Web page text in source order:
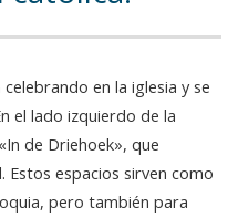
en la iglesia y se
el lado izquierdo de la
de Driehoek», que
Estos espacios sirven como
pero también para